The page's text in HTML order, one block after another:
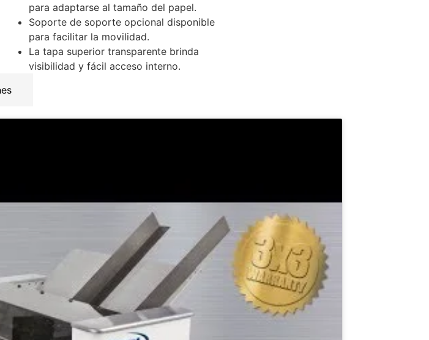
para adaptarse al tamaño del papel.
Soporte de soporte opcional disponible
para facilitar la movilidad.
La tapa superior transparente brinda
visibilidad y fácil acceso interno.